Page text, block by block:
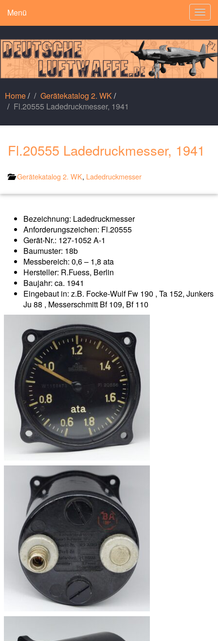
Menü
Home/ Gerätekatalog 2. WK/
Fl.20555 Ladedruckmesser, 1941
Fl.20555 Ladedruckmesser, 1941
Gerätekatalog 2. WK, Ladedruckmesser
Bezeichnung: Ladedruckmesser
Anforderungszeichen: Fl.20555
Gerät-Nr.: 127-1052 A-1
Baumuster: 18b
Messbereich: 0,6 – 1,8 ata
Hersteller: R.Fuess, Berlin
Baujahr: ca. 1941
Eingebaut in: z.B. Focke-Wulf Fw 190 , Ta 152, Junkers
Ju 88 , Messerschmitt Bf 109, Bf 110